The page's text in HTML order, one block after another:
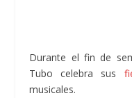
Durante el fin de
Tubo celebra sus
musicales.